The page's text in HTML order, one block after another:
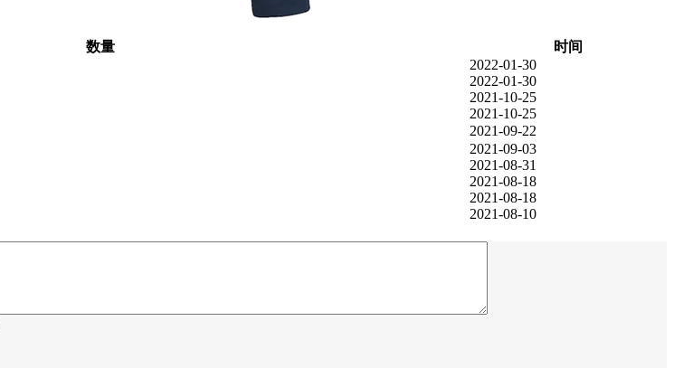
数量
时间
2022-01-30
2022-01-30
2021-10-25
2021-10-25
2021-09-22
2021-09-03
2021-08-31
2021-08-18
2021-08-18
2021-08-10